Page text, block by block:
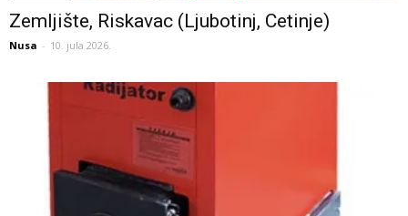
Zemljište, Riskavac (Ljubotinj, Cetinje)
Nusa - 10. jula 2026.